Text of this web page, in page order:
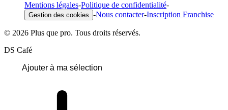
Mentions légales-Politique de confidentialité-
Gestion des cookies -Nous contacter-Inscription Franchise
© 2026 Plus que pro. Tous droits réservés.
DS Café
Ajouter à ma sélection